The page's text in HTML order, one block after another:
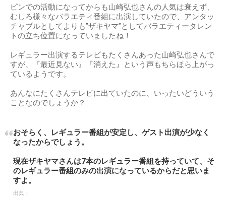
ピンでの活動になってからも山崎弘也さんの人気は衰えず、
むしろ様々なバラエティ番組に出演していたので、アンタッ
チャブルとしてよりも”ザキヤマ”としてバラエティータレン
トの立ち位置になっていましたね！
レギュラー出演するテレビもたくさんあった山崎弘也さんで
すが、『最近見ない』『消えた』という声もちらほら上がっ
ているようです。
あんなにたくさんテレビに出ていたのに、いったいどういう
ことなのでしょうか？
おそらく、レギュラー番組が安定し、ゲスト出演が少なく
なったからでしょう。
現在ザキヤマさんは7本のレギュラー番組を持っていて、そ
のレギュラー番組のみの出演になっているからだと思いま
すよ。
出典：